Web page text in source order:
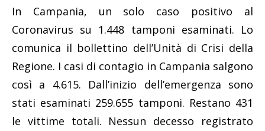
In Campania, un solo caso positivo al
Coronavirus su 1.448 tamponi esaminati. Lo
comunica il bollettino dell’Unità di Crisi della
Regione. I casi di contagio in Campania salgono
così a 4.615. Dall’inizio dell’emergenza sono
stati esaminati 259.655 tamponi. Restano 431
le vittime totali. Nessun decesso registrato